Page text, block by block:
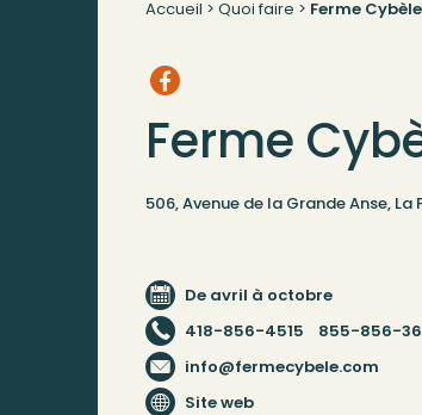
Accueil > Quoi faire > Ferme Cybèle
Ferme
506, Avenue de la Grande Anse, La
De avril à octobre
418-856-4515
855-856-
info@fermecybele.com
Site web